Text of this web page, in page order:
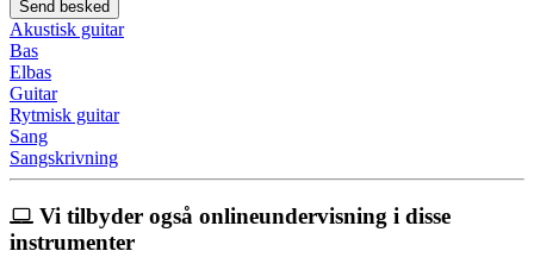
Akustisk guitar
Bas
Elbas
Guitar
Rytmisk guitar
Sang
Sangskrivning
Vi tilbyder også onlineundervisning i disse
instrumenter